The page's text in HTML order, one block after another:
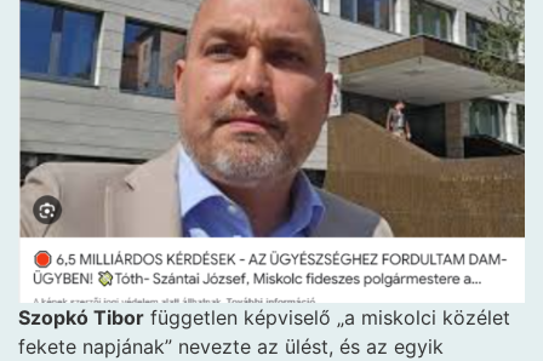
Szopkó Tibor független képviselő „a miskolci közélet
fekete napjának” nevezte az ülést, és az egyik